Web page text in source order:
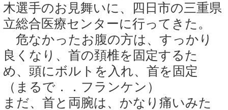
木選手のお見舞いに、四日市の三重県
立総合医療センターに行ってきた。
危なかったお腹の方は、すっかり
良くなり、首の頚椎を固定するた
め、頭にボルトを入れ、首を固定
（まるで．．フランケン）
まだ、首と両腕は、かなり痛いみた